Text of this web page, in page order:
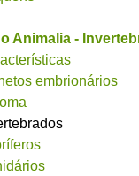
Animalia -
embrionários